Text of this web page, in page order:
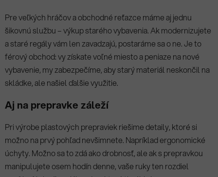
Pre veľkých hráčov a obchodné reťazce máme aj jednu
šikovnú službu – výkup starého vybavenia. Ak modernizujete
a staré regály vám len zavadzajú, postaráme sa o ne. Je to
férový obchod: vy získate voľné miesto a peniaze na nové
vybavenie, my zabezpečíme, aby starý materiál neskončil na
skládke, ale našiel ďalšie využitie.
Aj na prepravke záleží
Pri výrobe plastových prepraviek riešime detaily, ktoré si
možno na prvý pohľad nevšimnete. Napríklad ergonomické
úchyty. Možno sa to zdá ako drobnosť, ale ak s prepravkou
manipulujete osem hodín denne, vaše ruky ten rozdiel